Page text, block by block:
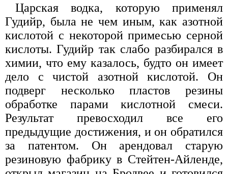
Царская водка, которую применял
Гудийр, была не чем иным, как азотной
кислотой с некоторой примесью серной
кислоты. Гудийр так слабо разбирался в
химии, что ему казалось, будто он имеет
дело с чистой азотной кислотой. Он
подверг несколько пластов резины
обработке парами кислотной смеси.
Результат превосходил все его
предыдущие достижения, и он обратился
за патентом. Он арендовал старую
резиновую фабрику в Стейтен-Айленде,